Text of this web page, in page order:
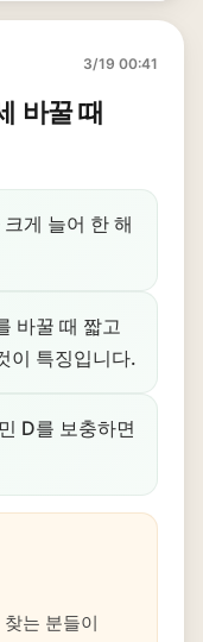
3/19 00:41
바꿀 때
게 늘어 한 해
바꿀 때 짧고
이 특징입니다.
D를 보충하면
는 분들이